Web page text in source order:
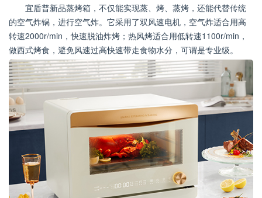
宜盾普新品蒸烤箱，不仅能实现蒸、烤、蒸烤，还能代替传统
的空气炸锅，进行空气炸。它采用了双风速电机，空气炸适合用高
转速2000r/min，快速脱油炸烤；热风烤适合用低转速1100r/min，
做西式烤食，避免风速过高快速带走食物水分，可谓是专业级。